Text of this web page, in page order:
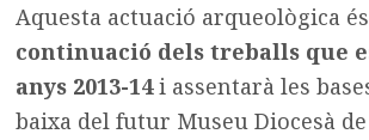
Aquesta actuació arqueològica
continuació dels treballs que
anys 2013-14i assentarà les
baixa del futur Museu Diocesà